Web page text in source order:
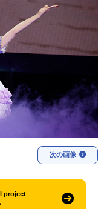
優記事一覧
写化映画一覧
アニメ
アニメ
次の画像
project